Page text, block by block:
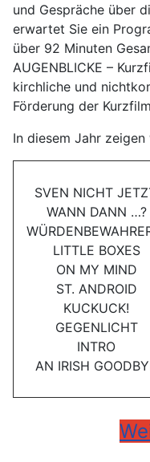
und Gespräche über
erwartet Sie ein
über 92 Minuten
AUGENBLICKE –
kirchliche und
Förderung der
In diesem Jahr
SVEN NICHT
WANN DANN …?
LITTLE BOXES
ON MY MIND
ST. ANDROID
KUCKUCK!
GEGENLICHT
INTRO
AN IRISH